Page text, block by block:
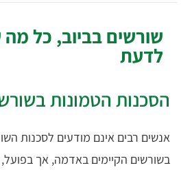
שורשים בביוב, כל
לדעת
הסכנות הטמונות
אנשים רבים אינם מודעים לסכנות
בשורשים הקיימים באדמה, אך